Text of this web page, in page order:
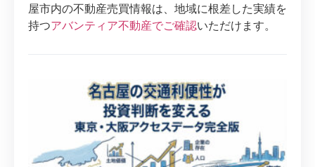
屋市内の不動産売買情報は、地域に根差した実績を
持つアバンティア不動産でご確認いただけます。